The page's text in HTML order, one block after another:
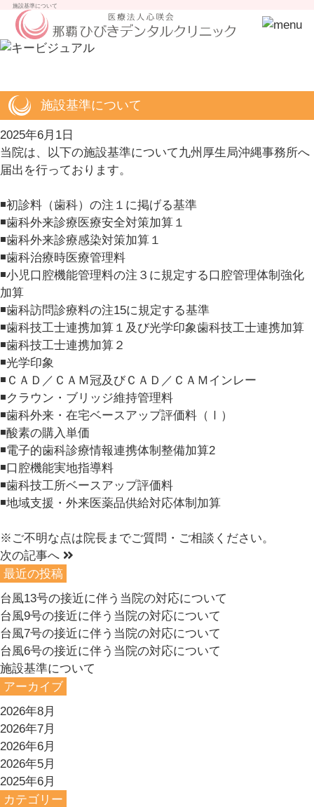
施設基準について
施設基準について
2025年6月1日
当院は、以下の施設基準について九州厚生局沖縄事務所へ
届出を行っております。
◾️初診料（歯科）の注１に掲げる基準
◾️歯科外来診療医療安全対策加算１
◾️歯科外来診療感染対策加算１
◾️歯科治療時医療管理料
◾️小児口腔機能管理料の注３に規定する口腔管理体制強化
加算
◾️歯科訪問診療料の注15に規定する基準
◾️歯科技工士連携加算１及び光学印象歯科技工士連携加算
◾️歯科技工士連携加算２
◾️光学印象
◾️ＣＡＤ／ＣＡＭ冠及びＣＡＤ／ＣＡＭインレー
◾️クラウン・ブリッジ維持管理料
◾️歯科外来・在宅ベースアップ評価料（Ⅰ）
◾️酸素の購入単価
◾️電子的歯科診療情報連携体制整備加算2
◾️口腔機能実地指導料
◾️歯科技工所ベースアップ評価料
◾️地域支援・外来医薬品供給対応体制加算
※ご不明な点は院長までご質問・ご相談ください。
次の記事へ
最近の投稿
台風13号の接近に伴う当院の対応について
台風9号の接近に伴う当院の対応について
台風7号の接近に伴う当院の対応について
台風6号の接近に伴う当院の対応について
施設基準について
アーカイブ
2026年8月
2026年7月
2026年6月
2026年5月
2025年6月
カテゴリー